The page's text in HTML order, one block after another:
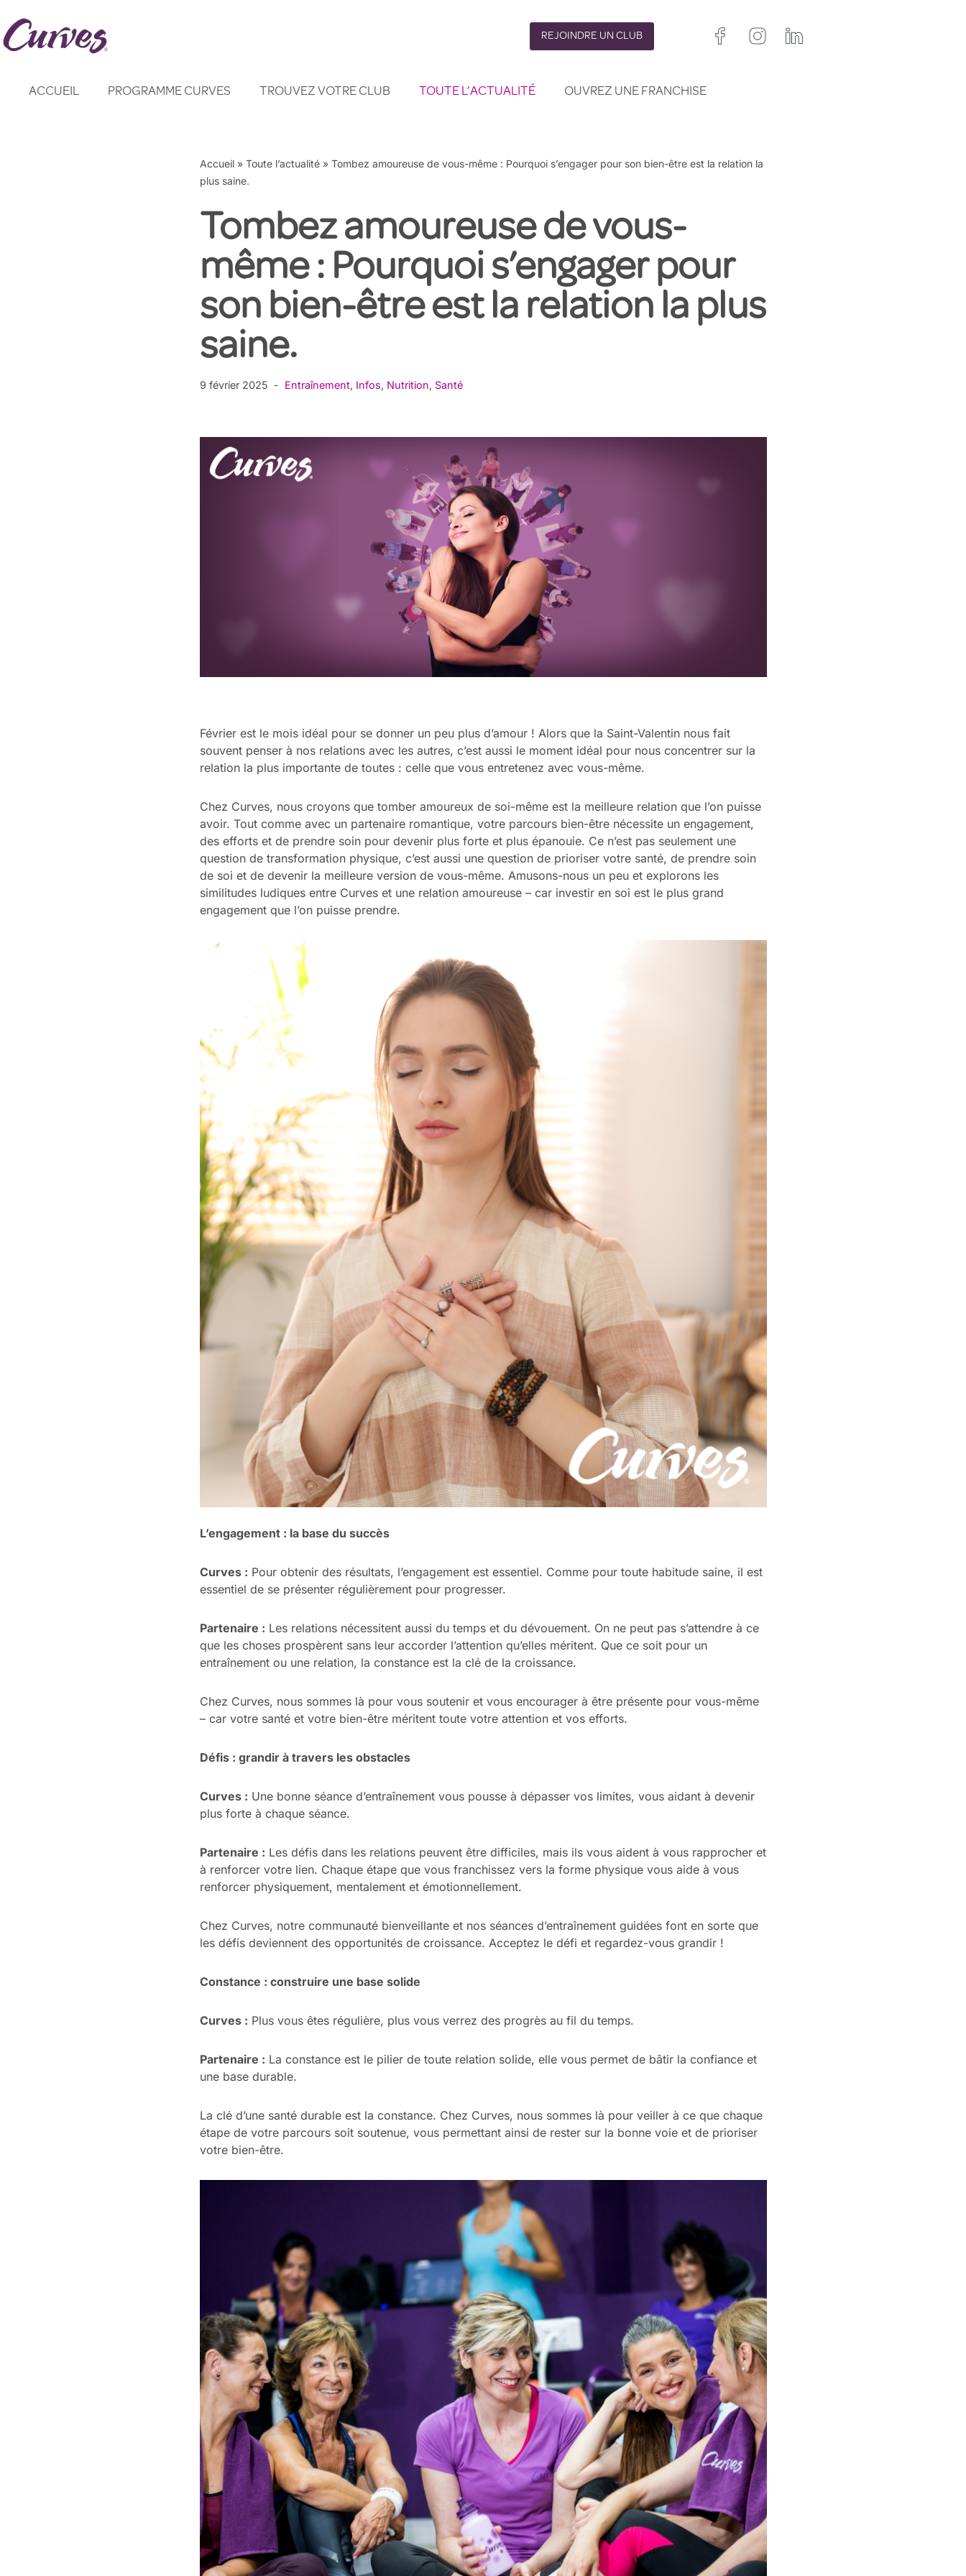
Aller
REJOINDRE UN CLUB
ACCUEIL PROGRAMME CURVES TROUVEZ VOTRE CLUB TOUTE L’ACTUALITÉ OUVREZ UNE FRANCHISE
Accueil» Toute l’actualité» Tombez amoureuse de vous-même : Pourquoi s’engager pour son bien-être est la relation la
plus saine.
Tombez amoureuse de vous-
même : Pourquoi s’engager pour
son bien-être est la relation la plus
saine.
9 février 2025 Entraînement, Infos, Nutrition, Santé
Février est le mois idéal pour se donner un peu plus d’amour ! Alors que la Saint-Valentin nous fait
souvent penser à nos relations avec les autres, c’est aussi le moment idéal pour nous concentrer sur la
relation la plus importante de toutes : celle que vous entretenez avec vous-même.
Chez Curves, nous croyons que tomber amoureux de soi-même est la meilleure relation que l’on puisse
avoir. Tout comme avec un partenaire romantique, votre parcours bien-être nécessite un engagement,
des efforts et de prendre soin pour devenir plus forte et plus épanouie. Ce n’est pas seulement une
question de transformation physique, c’est aussi une question de prioriser votre santé, de prendre soin
de soi et de devenir la meilleure version de vous-même. Amusons-nous un peu et explorons les
similitudes ludiques entre Curves et une relation amoureuse – car investir en soi est le plus grand
engagement que l’on puisse prendre.
L’engagement : la base du succès
Curves : Pour obtenir des résultats, l’engagement est essentiel. Comme pour toute habitude saine, il est
essentiel de se présenter régulièrement pour progresser.
Partenaire : Les relations nécessitent aussi du temps et du dévouement. On ne peut pas s’attendre à ce
que les choses prospèrent sans leur accorder l’attention qu’elles méritent. Que ce soit pour un
entraînement ou une relation, la constance est la clé de la croissance.
Chez Curves, nous sommes là pour vous soutenir et vous encourager à être présente pour vous-même
– car votre santé et votre bien-être méritent toute votre attention et vos efforts.
Défis : grandir à travers les obstacles
Curves : Une bonne séance d’entraînement vous pousse à dépasser vos limites, vous aidant à devenir
plus forte à chaque séance.
Partenaire : Les défis dans les relations peuvent être difficiles, mais ils vous aident à vous rapprocher et
à renforcer votre lien. Chaque étape que vous franchissez vers la forme physique vous aide à vous
renforcer physiquement, mentalement et émotionnellement.
Chez Curves, notre communauté bienveillante et nos séances d’entraînement guidées font en sorte que
les défis deviennent des opportunités de croissance. Acceptez le défi et regardez-vous grandir !
Constance : construire une base solide
Curves : Plus vous êtes régulière, plus vous verrez des progrès au fil du temps.
Partenaire : La constance est le pilier de toute relation solide, elle vous permet de bâtir la confiance et
une base durable.
La clé d’une santé durable est la constance. Chez Curves, nous sommes là pour veiller à ce que chaque
étape de votre parcours soit soutenue, vous permettant ainsi de rester sur la bonne voie et de prioriser
votre bien-être.